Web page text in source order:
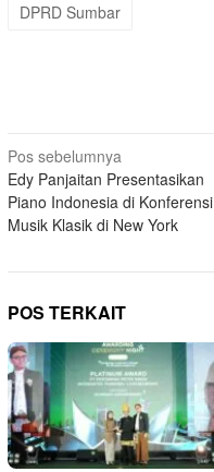
DPRD Sumbar
Navigasi
pos
Pos sebelumnya
Edy Panjaitan Presentasikan
Piano Indonesia di Konferensi
Musik Klasik di New York
POS TERKAIT